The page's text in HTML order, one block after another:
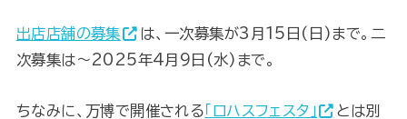
出店店舗の募集
は、一次募集が3月15日(日)まで。二
次募集は～2025年4月9日(水)まで。
ちなみに、万博で開催される 「ロハスフェスタ」
とは別